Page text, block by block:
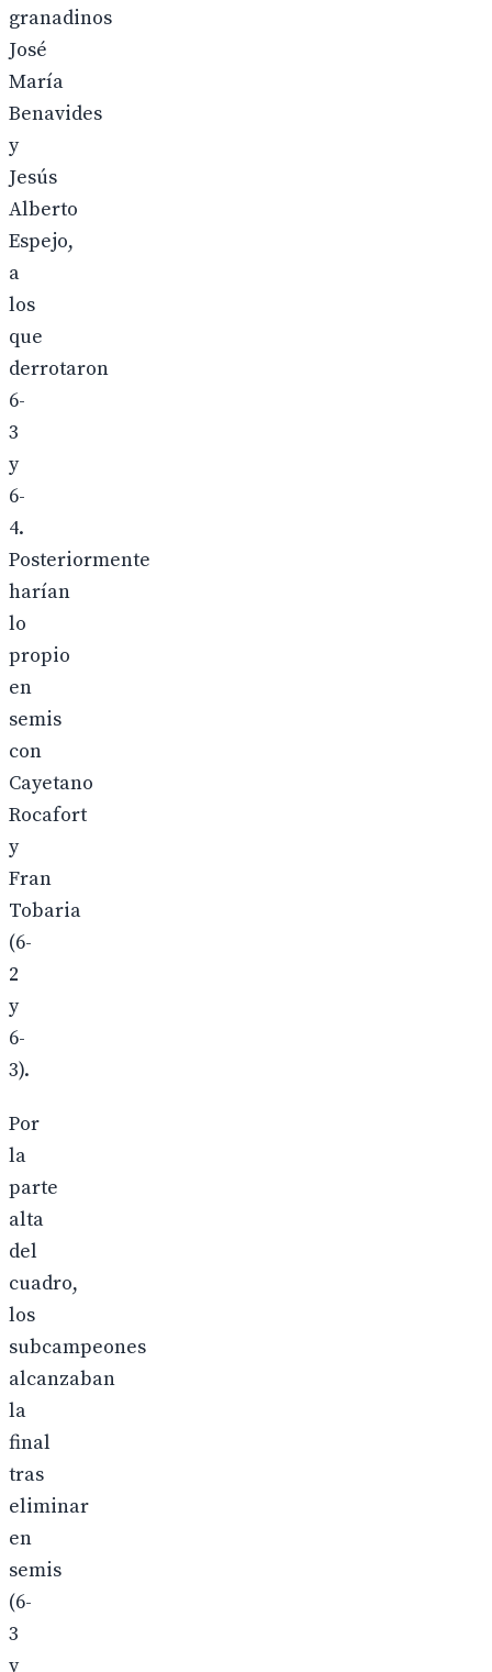
granadinos
José
María
Benavides
y
Jesús
Alberto
Espejo,
a
los
que
derrotaron
6-
3
y
6-
4.
Posteriormente
harían
lo
propio
en
semis
con
Cayetano
Rocafort
y
Fran
Tobaria
(6-
2
y
6-
3).
Por
la
parte
alta
del
cuadro,
los
subcampeones
alcanzaban
la
final
tras
eliminar
en
semis
(6-
3
y